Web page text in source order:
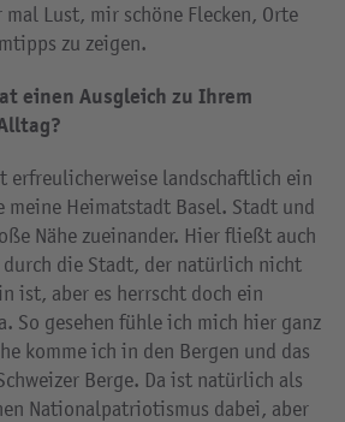
mal Lust, mir schöne Flecken, Orte
zu zeigen.
einen Ausgleich zu Ihrem
erfreulicherweise landschaftlich ein
meine Heimatstadt Basel. Stadt und
Nähe zueinander. Hier fließt auch
durch die Stadt, der natürlich nicht
ist, aber es herrscht doch ein
So gesehen fühle ich mich hier ganz
komme ich in den Bergen und das
Berge. Da ist natürlich als
Nationalpatriotismus dabei, aber